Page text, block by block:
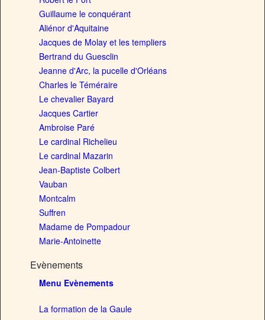
Guillaume le conquérant
Aliénor d'Aquitaine
Jacques de Molay et les templiers
Bertrand du Guesclin
Jeanne d'Arc, la pucelle d'Orléans
Charles le Téméraire
Le chevalier Bayard
Jacques Cartier
Ambroise Paré
Le cardinal Richelieu
Le cardinal Mazarin
Jean-Baptiste Colbert
Vauban
Montcalm
Suffren
Madame de Pompadour
Marie-Antoinette
Evènements
Menu Evènements
La formation de la Gaule